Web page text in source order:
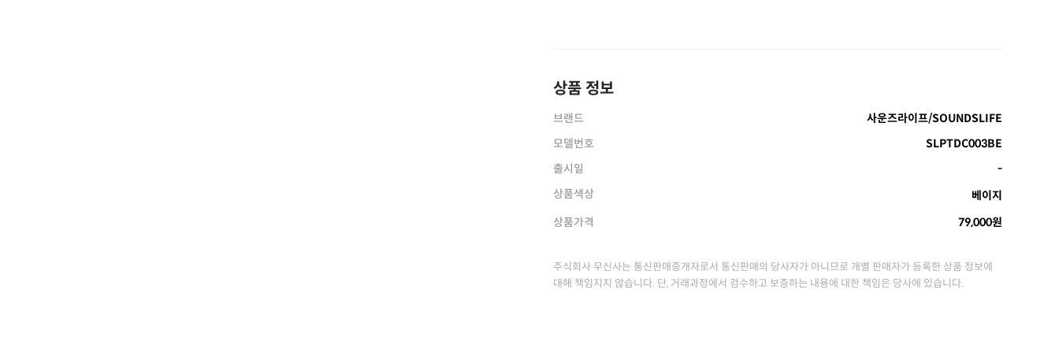
상품 정보
브랜드
사운즈라이프/SOUNDSLIFE
모델번호
SLPTDC003BE
출시일
-
상품색상
베이지
상품가격
79,000원
주식회사 무신사는 통신판매중개자로서 통신판매의 당사자가 아니므로 개별 판매자가 등록한 상품 정보에
대해 책임지지 않습니다. 단, 거래과정에서 검수하고 보증하는 내용에 대한 책임은 당사에 있습니다.